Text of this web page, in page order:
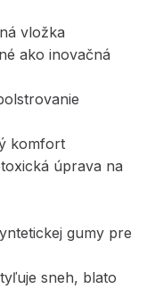
vložka
ako inovačná
komfort
úprava na
gumy pre
sneh, blato